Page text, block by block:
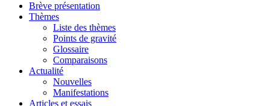
Brève présentation
Thèmes
Liste des thèmes
Points de gravité
Glossaire
Comparaisons
Actualité
Nouvelles
Manifestations
Articles et essais